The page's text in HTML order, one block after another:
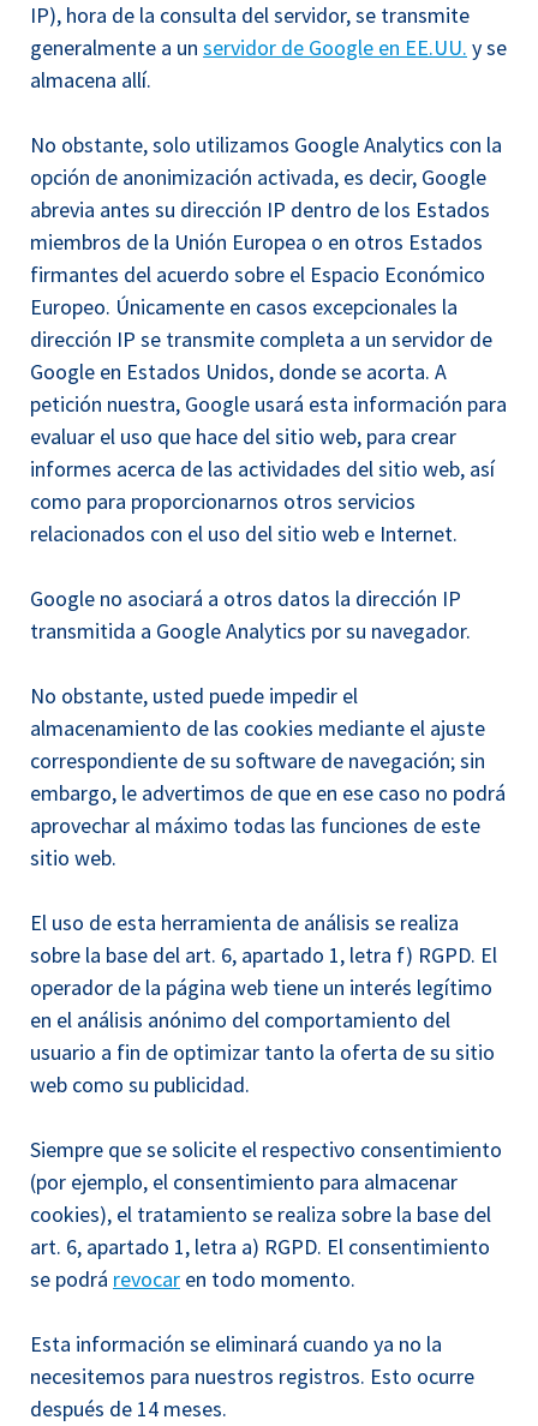
IP), hora de la consulta del servidor, se transmite
generalmente a un servidor de Google en EE.UU. y se
almacena allí.
No obstante, solo utilizamos Google Analytics con la
opción de anonimización activada, es decir, Google
abrevia antes su dirección IP dentro de los Estados
miembros de la Unión Europea o en otros Estados
firmantes del acuerdo sobre el Espacio Económico
Europeo. Únicamente en casos excepcionales la
dirección IP se transmite completa a un servidor de
Google en Estados Unidos, donde se acorta. A
petición nuestra, Google usará esta información para
evaluar el uso que hace del sitio web, para crear
informes acerca de las actividades del sitio web, así
como para proporcionarnos otros servicios
relacionados con el uso del sitio web e Internet.
Google no asociará a otros datos la dirección IP
transmitida a Google Analytics por su navegador.
No obstante, usted puede impedir el
almacenamiento de las cookies mediante el ajuste
correspondiente de su software de navegación; sin
embargo, le advertimos de que en ese caso no podrá
aprovechar al máximo todas las funciones de este
sitio web.
El uso de esta herramienta de análisis se realiza
sobre la base del art. 6, apartado 1, letra f) RGPD. El
operador de la página web tiene un interés legítimo
en el análisis anónimo del comportamiento del
usuario a fin de optimizar tanto la oferta de su sitio
web como su publicidad.
Siempre que se solicite el respectivo consentimiento
(por ejemplo, el consentimiento para almacenar
cookies), el tratamiento se realiza sobre la base del
art. 6, apartado 1, letra a) RGPD. El consentimiento
se podrá revocar en todo momento.
Esta información se eliminará cuando ya no la
necesitemos para nuestros registros. Esto ocurre
después de 14 meses.